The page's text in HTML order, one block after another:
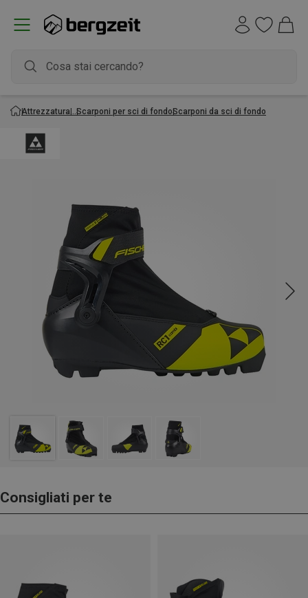
Attrezzatura Scarponi per sci di fondoScarponi da sci di fondo
Consigliati per te